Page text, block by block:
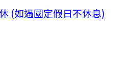
(如遇國定假日不休息)